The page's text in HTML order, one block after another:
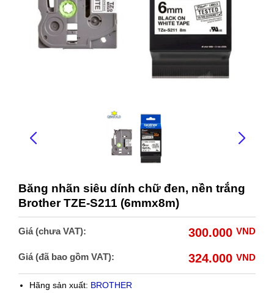
Băng nhãn siêu dính chữ đen, nền trắng
Brother TZE-S211 (6mmx8m​)
Giá (chưa VAT): 300.000 VND
Giá (đã bao gồm VAT): 324.000 VND
Hãng sản xuất: BROTHER